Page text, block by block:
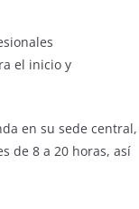
el inicio y
en su sede central,
de 8 a 20 horas, así